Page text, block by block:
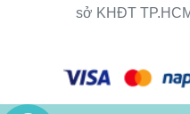
sở KHĐT